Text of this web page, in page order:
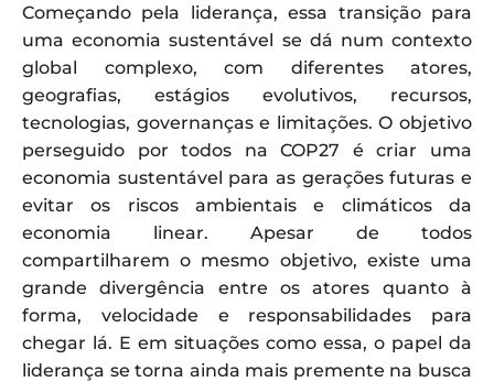
Começando pela liderança, essa transição para
uma economia sustentável se dá num contexto
global complexo, com diferentes atores,
geografias, estágios evolutivos, recursos,
tecnologias, governanças e limitações. O objetivo
perseguido por todos na COP27 é criar uma
economia sustentável para as gerações futuras e
evitar os riscos ambientais e climáticos da
economia linear. Apesar de todos
compartilharem o mesmo objetivo, existe uma
grande divergência entre os atores quanto à
forma, velocidade e responsabilidades para
chegar lá. E em situações como essa, o papel da
liderança se torna ainda mais premente na busca